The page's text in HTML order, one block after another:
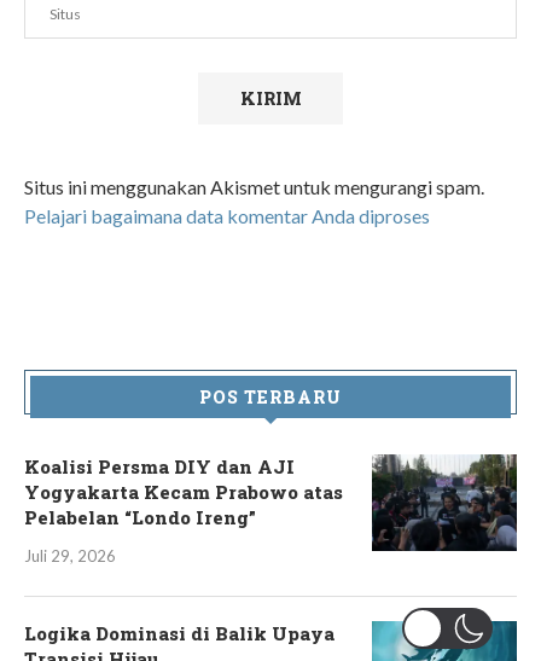
Situs ini menggunakan Akismet untuk mengurangi spam.
Pelajari bagaimana data komentar Anda diproses
POS TERBARU
Koalisi Persma DIY dan AJI
Yogyakarta Kecam Prabowo atas
Pelabelan “Londo Ireng”
Juli 29, 2026
Logika Dominasi di Balik Upaya